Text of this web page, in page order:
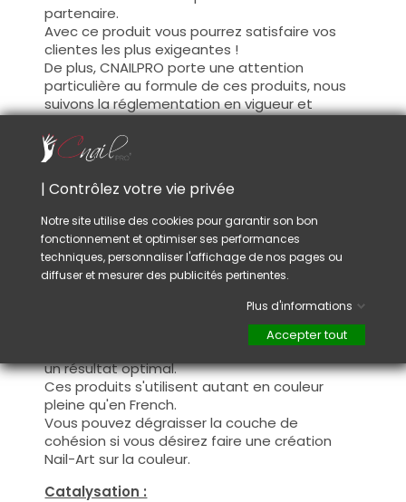
partenaire.
Avec ce produit vous pourrez satisfaire vos
clientes les plus exigeantes !
De plus, CNAILPRO porte une attention
particulière au formule de ces produits, nous
suivons la réglementation en vigueur et
garantissons la conformité de nos produits.
Ceci pour garantir une sécurité d'utilisation
optimale.
Cette couleur s'applique avec son pinceau, de
manière fine, sur la base (il n'est pas
nécessaire de dégraisser la couche de
cohésion) ou sur la construction après limage.
Ce produit s'applique en deux couches,
fermez le bord libre à la première couche et
appliquez la deuxième couche pour garantir
un résultat optimal.
Ces produits s'utilisent autant en couleur
pleine qu'en French.
Vous pouvez dégraisser la couche de
cohésion si vous désirez faire une création
Nail-Art sur la couleur.
Catalysation :
| Contrôlez votre vie privée
Notre site utilise des cookies pour garantir son bon
fonctionnement et optimiser ses performances
techniques, personnaliser l'affichage de nos pages ou
diffuser et mesurer des publicités pertinentes.
Plus d'informations
Accepter tout